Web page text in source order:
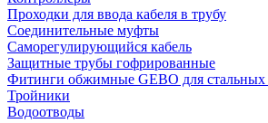
Проходки для ввода кабеля в трубу
Соединительные муфты
Саморегулирующийся кабель
Защитные трубы гофрированные
Фитинги обжимные GEBO для стальных
Тройники
Водоотводы